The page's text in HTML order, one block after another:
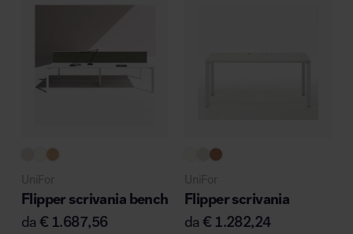
UniFor
Flipper scrivania bench
da€ 1.687,56
UniFor
Flipper scrivania
da€ 1.282,24